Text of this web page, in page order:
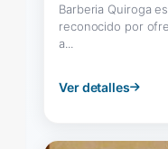
Barberia Quiroga
reconocido por
a...
Ver detalles